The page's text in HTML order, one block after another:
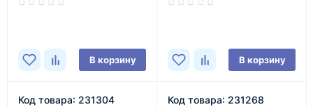
В корзину В корзину
Код товара: 231304 Код товара: 231268